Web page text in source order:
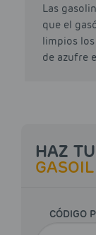
Las
que el
limpios
de azufre
HAZ
CÓDIGO